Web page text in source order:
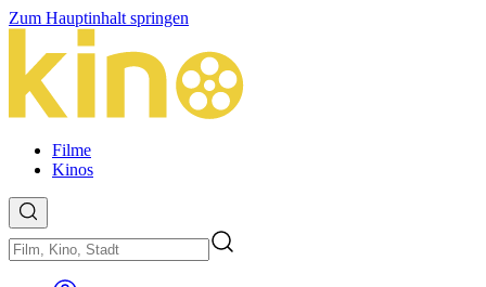
Zum Hauptinhalt springen
Filme
Kinos